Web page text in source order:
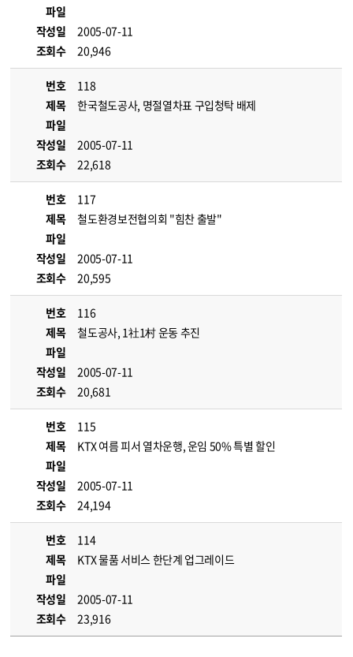
파일
작성일
2005-07-11
조회수
20,946
번호
118
제목
한국철도공사, 명절열차표 구입청탁 배제
파일
작성일
2005-07-11
조회수
22,618
번호
117
제목
철도환경보전협의회 "힘찬 출발"
파일
작성일
2005-07-11
조회수
20,595
번호
116
제목
철도공사, 1社1村 운동 추진
파일
작성일
2005-07-11
조회수
20,681
번호
115
제목
KTX 여름 피서 열차운행, 운임 50% 특별 할인
파일
작성일
2005-07-11
조회수
24,194
번호
114
제목
KTX 물품 서비스 한단계 업그레이드
파일
작성일
2005-07-11
조회수
23,916